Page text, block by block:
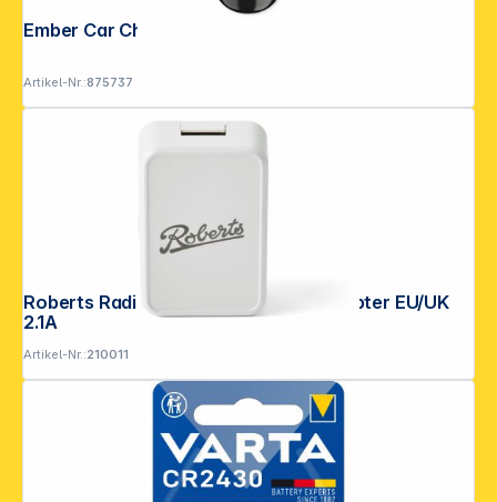
Ember Car Charger
Artikel-Nr.:875737
Roberts Radio USB Travel Power Adapter EU/UK
2.1A
Artikel-Nr.:210011